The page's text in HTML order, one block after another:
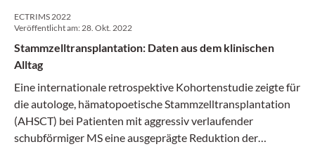
ECTRIMS 2022
Veröffentlicht am:28. Okt. 2022
Stammzelltransplantation: Daten aus dem klinischen
Alltag
Eine internationale retrospektive Kohortenstudie zeigte für
die autologe, hämatopoetische Stammzelltransplantation
(AHSCT) bei Patienten mit aggressiv verlaufender
schubförmiger MS eine ausgeprägte Reduktion der